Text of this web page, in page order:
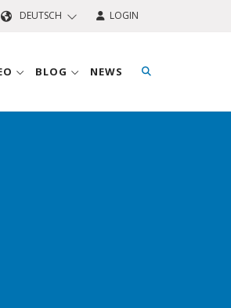
DEUTSCH LOGIN
BLOG NEWS